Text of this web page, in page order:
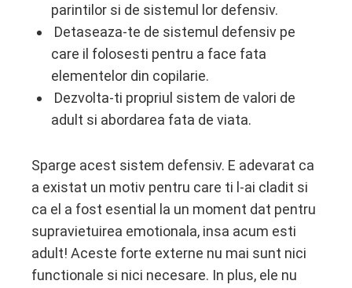
parintilor si de sistemul lor defensiv.
Detaseaza-te de sistemul defensiv pe
care il folosesti pentru a face fata
elementelor din copilarie.
Dezvolta-ti propriul sistem de valori de
adult si abordarea fata de viata.
Sparge acest sistem defensiv. E adevarat ca
a existat un motiv pentru care ti l-ai cladit si
ca el a fost esential la un moment dat pentru
supravietuirea emotionala, insa acum esti
adult! Aceste forte externe nu mai sunt nici
functionale si nici necesare. In plus, ele nu